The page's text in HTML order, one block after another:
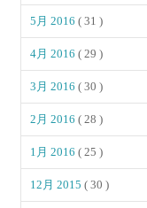
5月 2016( 31 )
4月 2016( 29 )
3月 2016( 30 )
2月 2016( 28 )
1月 2016( 25 )
12月 2015( 30 )